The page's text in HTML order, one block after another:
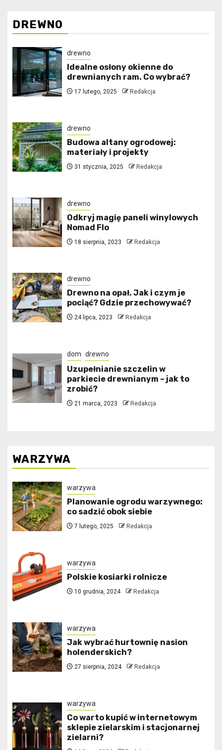
DREWNO
drewno
Idealne osłony okienne do
drewnianych ram. Co wybrać?
17 lutego, 2025 Redakcja
drewno
Budowa altany ogrodowej:
materiały i projekty
31 stycznia, 2025 Redakcja
drewno
Odkryj magię paneli winylowych
Nomad Flo
18 sierpnia, 2023 Redakcja
drewno
Drewno na opał. Jak i czym je
pociąć? Gdzie przechowywać?
24 lipca, 2023 Redakcja
dom drewno
Uzupełnianie szczelin w
parkiecie drewnianym – jak to
zrobić?
21 marca, 2023 Redakcja
WARZYWA
warzywa
Planowanie ogrodu warzywnego:
co sadzić obok siebie
7 lutego, 2025 Redakcja
warzywa
Polskie kosiarki rolnicze
10 grudnia, 2024 Redakcja
warzywa
Jak wybrać hurtownię nasion
holenderskich?
27 sierpnia, 2024 Redakcja
warzywa
Co warto kupić w internetowym
sklepie zielarskim i stacjonarnej
zielarni?